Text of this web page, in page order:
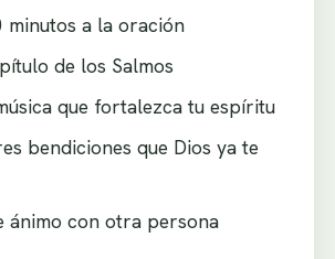
minutos a la oración
de los Salmos
que fortalezca tu espíritu
bendiciones que Dios ya te
ánimo con otra persona